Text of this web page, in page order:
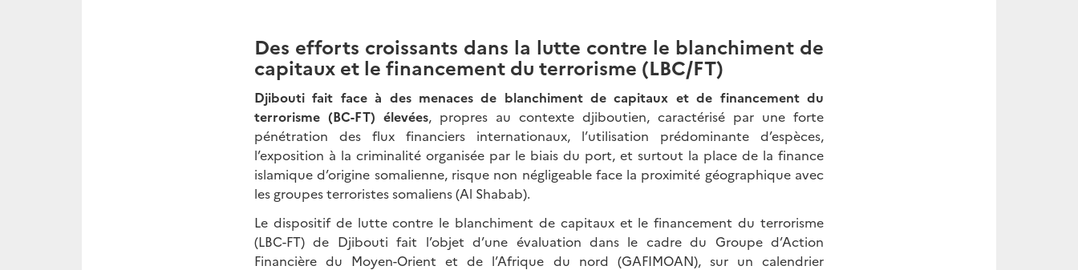
Des efforts croissants dans la lutte contre le blanchiment de
capitaux et le financement du terrorisme (LBC/FT)
Djibouti fait face à des menaces de blanchiment de capitaux et de financement du
terrorisme (BC-FT) élevées, propres au contexte djiboutien, caractérisé par une forte
pénétration des flux financiers internationaux, l’utilisation prédominante d’espèces,
l’exposition à la criminalité organisée par le biais du port, et surtout la place de la finance
islamique d’origine somalienne, risque non négligeable face la proximité géographique avec
les groupes terroristes somaliens (Al Shabab).
Le dispositif de lutte contre le blanchiment de capitaux et le financement du terrorisme
(LBC-FT) de Djibouti fait l’objet d’une évaluation dans le cadre du Groupe d’Action
Financière du Moyen-Orient et de l’Afrique du nord (GAFIMOAN), sur un calendrier